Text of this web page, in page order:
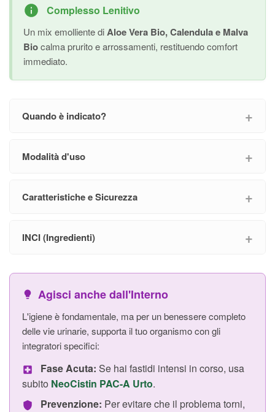
Complesso Lenitivo
Un mix emolliente diAloe Vera Bio, Calendula e Malva
Biocalma prurito e arrossamenti, restituendo comfort
immediato.
Quando è indicato?
Modalità d'uso
Caratteristiche e Sicurezza
INCI (Ingredienti)
Agisci anche dall'Interno
L'igiene è fondamentale, ma per un benessere completo
delle vie urinarie, supporta il tuo organismo con gli
integratori specifici:
Fase Acuta: Se hai fastidi intensi in corso, usa
subito NeoCistin PAC-A Urto.
Prevenzione: Per evitare che il problema torni,